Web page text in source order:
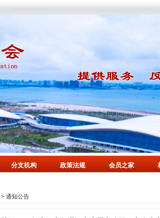
分支机构 政策法规 会员之家
> 通知公告